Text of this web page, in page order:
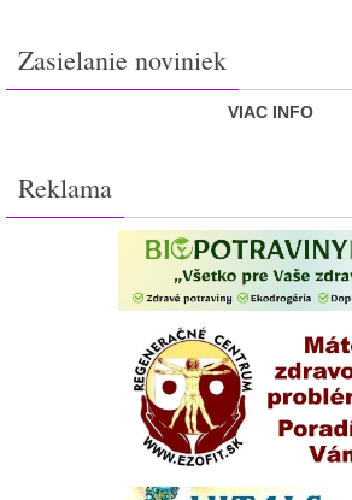
Zasielanie noviniek
VIAC INFO
Reklama